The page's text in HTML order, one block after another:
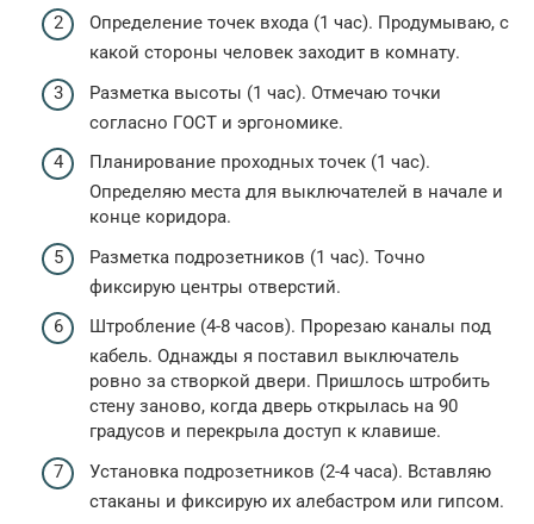
Определение точек входа (1 час). Продумываю, с
какой стороны человек заходит в комнату.
Разметка высоты (1 час). Отмечаю точки
согласно ГОСТ и эргономике.
Планирование проходных точек (1 час).
Определяю места для выключателей в начале и
конце коридора.
Разметка подрозетников (1 час). Точно
фиксирую центры отверстий.
Штробление (4-8 часов). Прорезаю каналы под
кабель. Однажды я поставил выключатель
ровно за створкой двери. Пришлось штробить
стену заново, когда дверь открылась на 90
градусов и перекрыла доступ к клавише.
Установка подрозетников (2-4 часа). Вставляю
стаканы и фиксирую их алебастром или гипсом.